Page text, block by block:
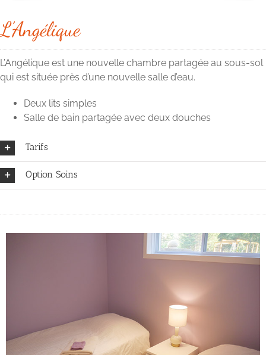
L’Angélique
L’Angélique est une nouvelle chambre partagée au sous-sol
qui est située près d’une nouvelle salle d’eau.
Deux lits simples
Salle de bain partagée avec deux douches
Tarifs
Option Soins